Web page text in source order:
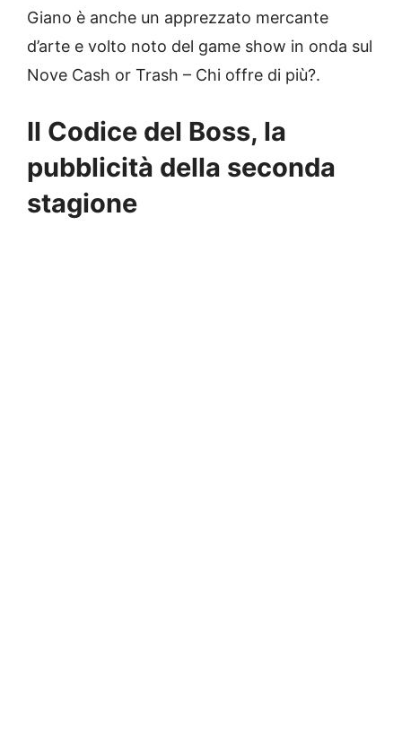
Giano è anche un apprezzato mercante
d’arte e volto noto del game show in onda sul
Nove Cash or Trash – Chi offre di più?.
Il Codice del Boss, la
pubblicità della seconda
stagione